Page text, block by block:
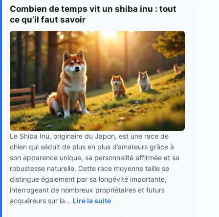
Combien de temps vit un shiba inu : tout
ce qu’il faut savoir
Le Shiba Inu, originaire du Japon, est une race de
chien qui séduit de plus en plus d’amateurs grâce à
son apparence unique, sa personnalité affirmée et sa
robustesse naturelle. Cette race moyenne taille se
distingue également par sa longévité importante,
interrogeant de nombreux propriétaires et futurs
acquéreurs sur la... Lire la suite